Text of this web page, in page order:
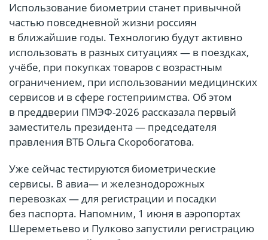
Использование биометрии станет привычной
частью повседневной жизни россиян
в ближайшие годы. Технологию будут активно
использовать в разных ситуациях — в поездках,
учёбе, при покупках товаров с возрастным
ограничением, при использовании медицинских
сервисов и в сфере гостеприимства. Об этом
в преддверии ПМЭФ-2026 рассказала первый
заместитель президента — председателя
правления ВТБ Ольга Скоробогатова.
Уже сейчас тестируются биометрические
сервисы. В авиа— и железнодорожных
перевозках — для регистрации и посадки
без паспорта. Напомним, 1 июня в аэропортах
Шереметьево и Пулково запустили регистрацию